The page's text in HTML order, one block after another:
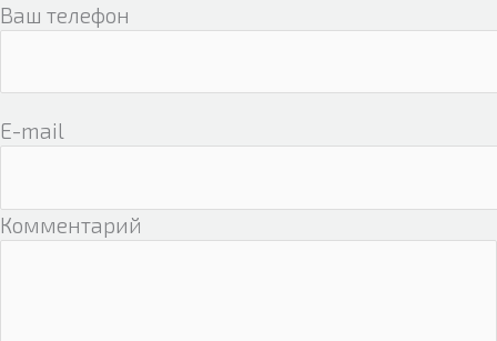
Ваш телефон
E-mail
Комментарий